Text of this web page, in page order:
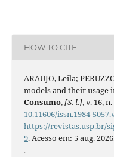
HOW TO CITE
ARAUJO, Leila;
models and their usage
Consumo,[S. l.], v. 16,
10.11606/issn.1984-
https://revistas.usp.br/
9. Acesso em: 5 aug.